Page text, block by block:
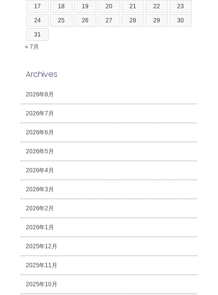
17 18 19 20 21 22 23
24 25 26 27 28 29 30
31
« 7月
Archives
2026年8月
2026年7月
2026年6月
2026年5月
2026年4月
2026年3月
2026年2月
2026年1月
2025年12月
2025年11月
2025年10月